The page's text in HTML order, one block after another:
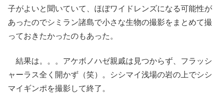
子がよいと聞いていて、ほぼワイドレンズになる可能性が
あったのでシミラン諸島で小さな生物の撮影をまとめて撮
っておきたかったのもあった。
結果は。。。アケボノハゼ親戚は見つからず、フラッシ
ャーラス全く開かず（笑）。シシマイ浅場の岩の上でシシ
マイギンポを撮影して終了。